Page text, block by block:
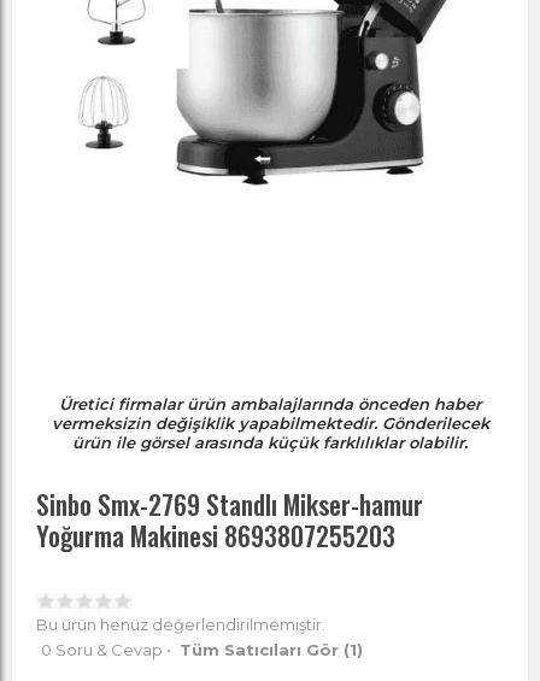
Üretici firmalar ürün ambalajlarında önceden haber
vermeksizin değişiklik yapabilmektedir. Gönderilecek
ürün ile görsel arasında küçük farklılıklar olabilir.
Sinbo Smx-2769 Standlı Mikser-hamur
Yoğurma Makinesi 8693807255203
Bu ürün henüz değerlendirilmemiştir.
0 Soru & Cevap • Tüm Satıcıları Gör (1)